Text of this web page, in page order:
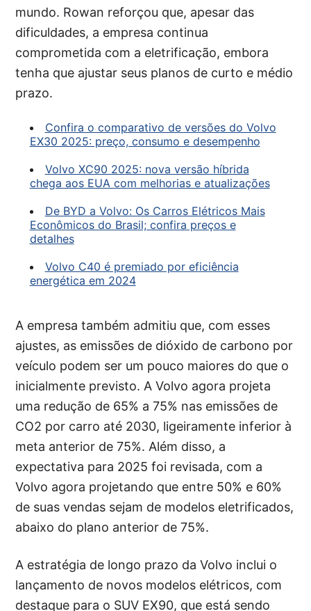
mundo. Rowan reforçou que, apesar das
dificuldades, a empresa continua
comprometida com a eletrificação, embora
tenha que ajustar seus planos de curto e médio
prazo.
Confira o comparativo de versões do Volvo
EX30 2025: preço, consumo e desempenho
Volvo XC90 2025: nova versão híbrida
chega aos EUA com melhorias e atualizações
De BYD a Volvo: Os Carros Elétricos Mais
Econômicos do Brasil; confira preços e
detalhes
Volvo C40 é premiado por eficiência
energética em 2024
A empresa também admitiu que, com esses
ajustes, as emissões de dióxido de carbono por
veículo podem ser um pouco maiores do que o
inicialmente previsto. A Volvo agora projeta
uma redução de 65% a 75% nas emissões de
CO2 por carro até 2030, ligeiramente inferior à
meta anterior de 75%. Além disso, a
expectativa para 2025 foi revisada, com a
Volvo agora projetando que entre 50% e 60%
de suas vendas sejam de modelos eletrificados,
abaixo do plano anterior de 75%.
A estratégia de longo prazo da Volvo inclui o
lançamento de novos modelos elétricos, com
destaque para o SUV EX90, que está sendo